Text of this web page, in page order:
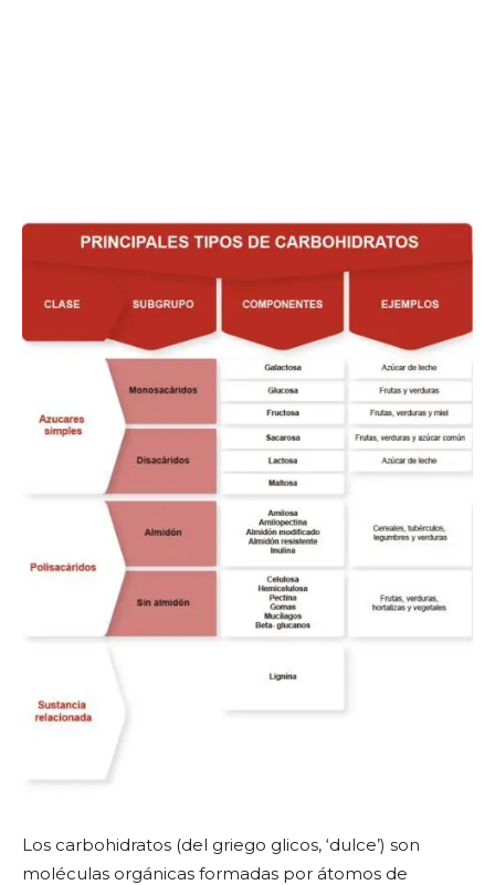
Los carbohidratos (del griego glicos, ‘dulce’) son
moléculas orgánicas formadas por átomos de